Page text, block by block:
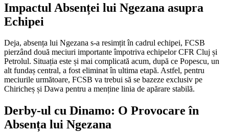
Impactul Absenței lui Ngezana asupra
Echipei
Deja, absența lui Ngezana s-a resimțit în cadrul echipei, FCSB
pierzând două meciuri importante împotriva echipelor CFR Cluj și
Petrolul. Situația este și mai complicată acum, după ce Popescu, un
alt fundaș central, a fost eliminat în ultima etapă. Astfel, pentru
meciurile următoare, FCSB va trebui să se bazeze exclusiv pe
Chiricheș și Dawa pentru a menține linia de apărare stabilă.
Derby-ul cu Dinamo: O Provocare în
Absența lui Ngezana